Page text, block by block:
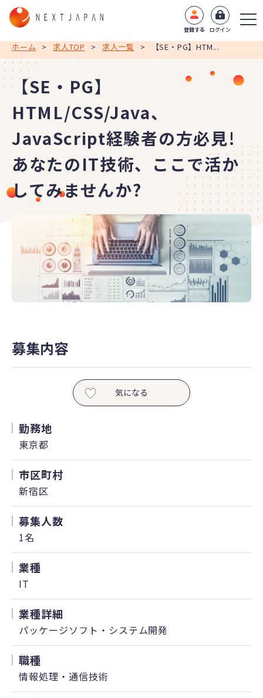
登録する ログイン
ホーム > 求人TOP > 求人一覧 > 【SE・PG】HTM...
【SE・PG】
HTML/CSS/Java、
JavaScript経験者の方必見!
あなたのIT技術、ここで活か
してみませんか?
募集内容
気になる
勤務地
東京都
市区町村
新宿区
募集人数
1名
業種
IT
業種詳細
パッケージソフト・システム開発
職種
情報処理・通信技術